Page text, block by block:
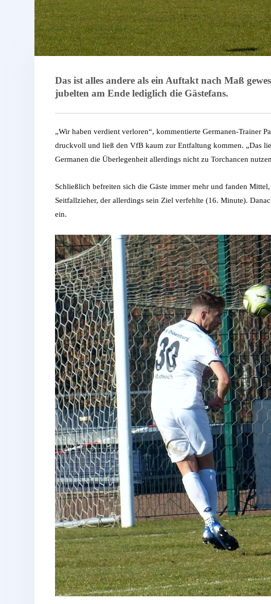
Das ist alles andere als ein Auftakt nach Maß
jubelten am Ende lediglich die Gästefans.
„Wir haben verdient verloren“, kommentierte Germanen-Trainer
druckvoll und ließ den VfB kaum zur Entfaltung kommen. „Das
Germanen die Überlegenheit allerdings nicht zu Torchancen
Schließlich befreiten sich die Gäste immer mehr und fanden
Seitfallzieher, der allerdings sein Ziel verfehlte (16. Minute).
ein.